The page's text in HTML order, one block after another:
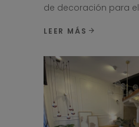
de decoración para el
LEER MÁS